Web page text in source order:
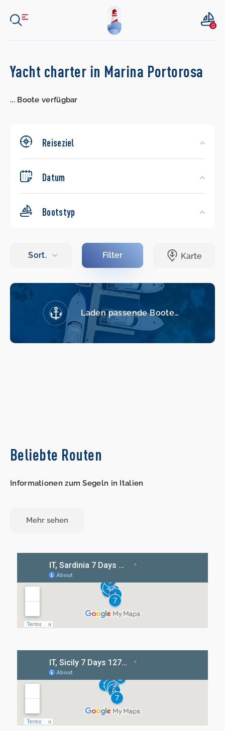
0
Search
Yacht charter in Marina Portorosa
...Boote verfügbar
Reiseziel
Datum
Bootstyp
Laden passende Boote…
Beliebte Routen
Informationen zum Segeln in Italien
Mehr sehen